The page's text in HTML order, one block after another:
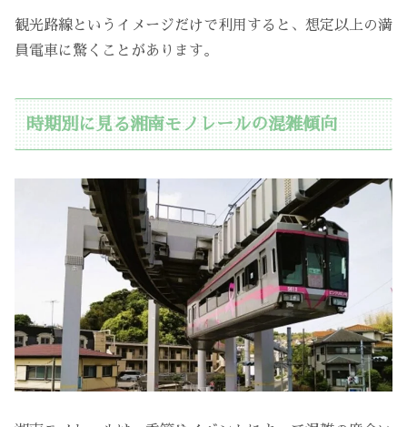
観光路線というイメージだけで利用すると、想定以上の満
員電車に驚くことがあります。
時期別に見る湘南モノレールの混雑傾向